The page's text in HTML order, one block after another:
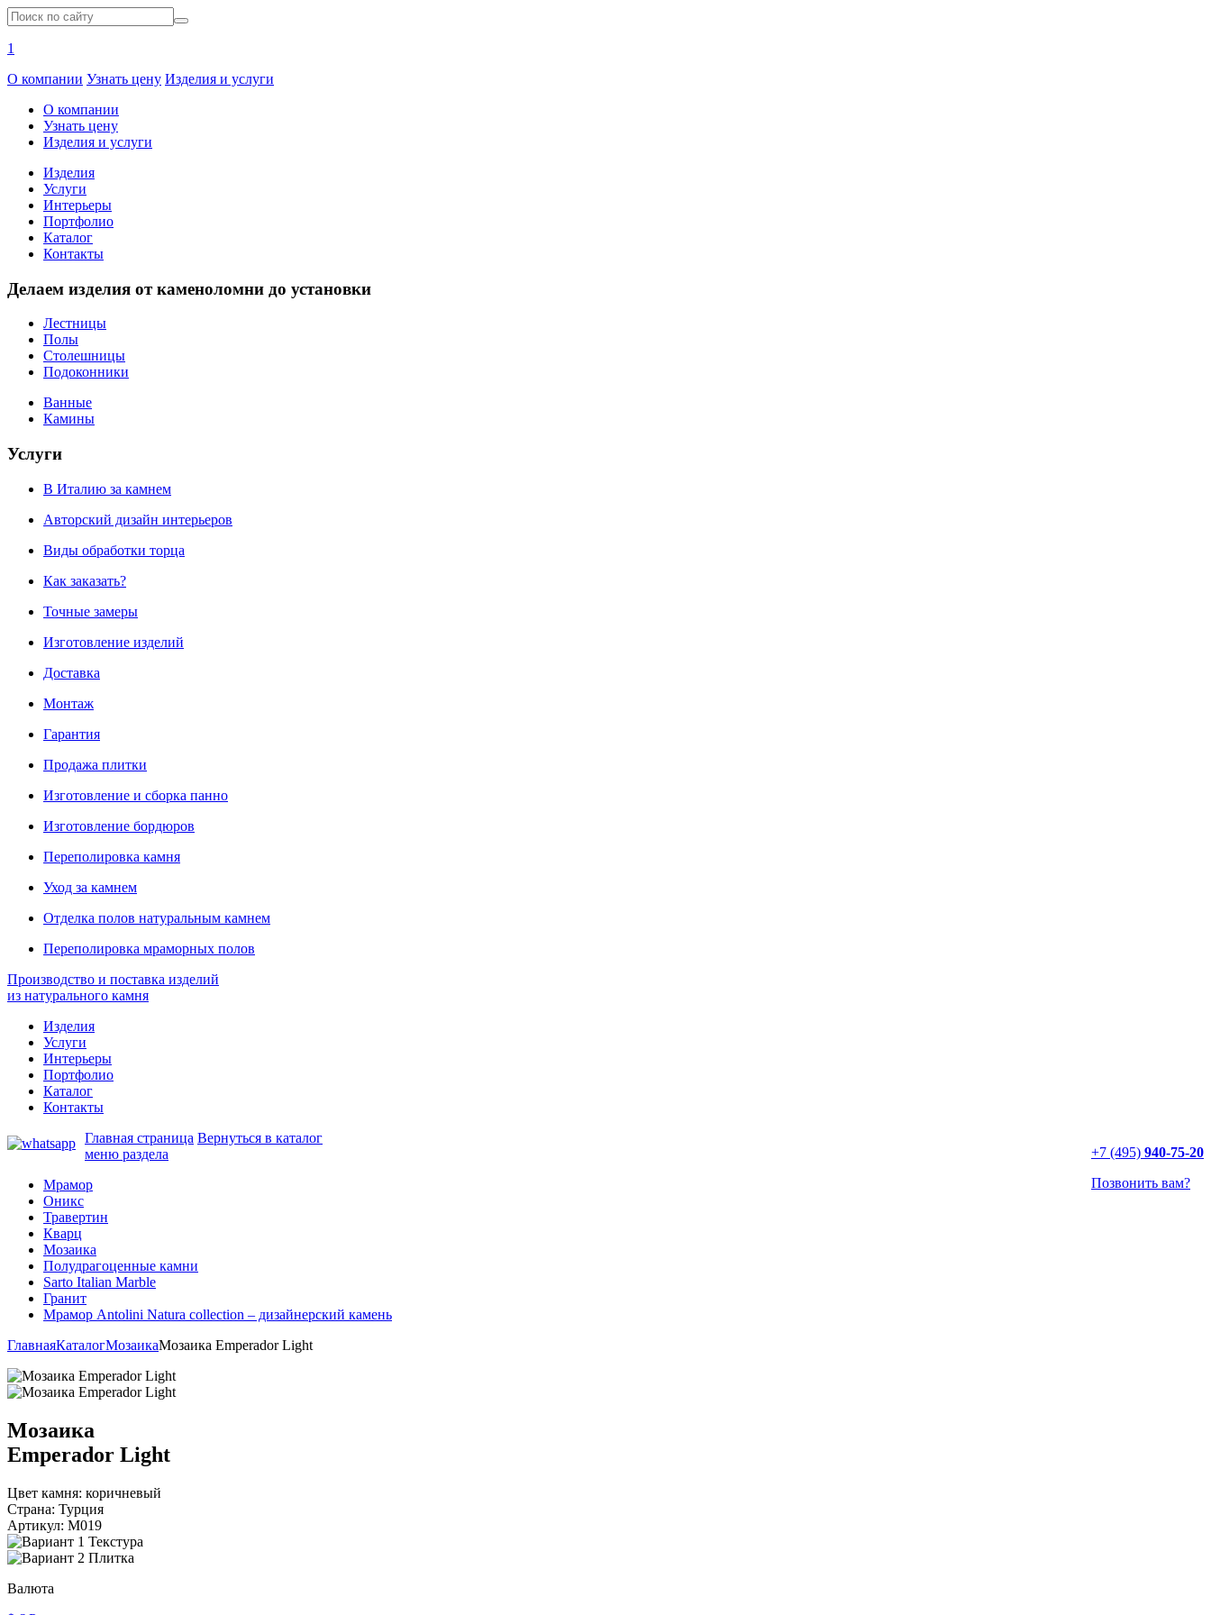
1
О компании Узнать цену Изделия и услуги
О компании
Узнать цену
Изделия и услуги
Изделия
Услуги
Интерьеры
Портфолио
Каталог
Контакты
Делаем изделия от каменоломни до установки
Лестницы
Полы
Столешницы
Подоконники
Ванные
Камины
Услуги
В Италию за камнем
Авторский дизайн интерьеров
Виды обработки торца
Как заказать?
Точные замеры
Изготовление изделий
Доставка
Монтаж
Гарантия
Продажа плитки
Изготовление и сборка панно
Изготовление бордюров
Переполировка камня
Уход за камнем
Отделка полов натуральным камнем
Переполировка мраморных полов
Производство и поставка изделий
из натурального камня
Изделия
Услуги
Интерьеры
Портфолио
Каталог
Контакты
+7 (495) 940-75-20
Позвонить вам?
Главная страница Вернуться в каталог
меню раздела
Мрамор
Оникс
Травертин
Кварц
Мозаика
Полудрагоценные камни
Sarto Italian Marble
Гранит
Мрамор Antolini Natura collection – дизайнерский камень
ГлавнаяКаталогМозаикаМозаика Emperador Light
Мозаика
Emperador Light
Цвет камня: коричневый
Страна: Турция
Артикул: M019
Текстура
Плитка
Валюта